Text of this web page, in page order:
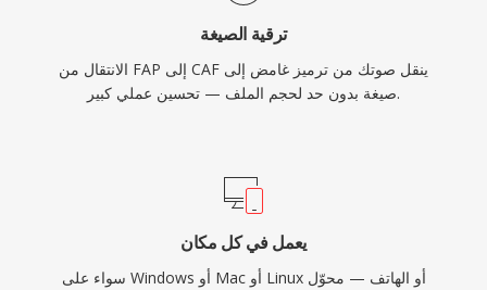
ترقية الصيغة
الانتقال من FAP إلى CAF ينقل صوتك من ترميز غامض إلى
صيغة بدون حد لحجم الملف — تحسين عملي كبير.
يعمل في كل مكان
سواء على Windows أو Mac أو Linux أو الهاتف — محوّل